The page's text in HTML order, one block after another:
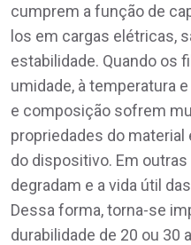
cumprem a função de
los em cargas elétricas,
estabilidade. Quando os
umidade, à temperatura
e composição sofrem
propriedades do
do dispositivo. Em
degradam e a vida útil
Dessa forma, torna-se
durabilidade de 20 ou 30